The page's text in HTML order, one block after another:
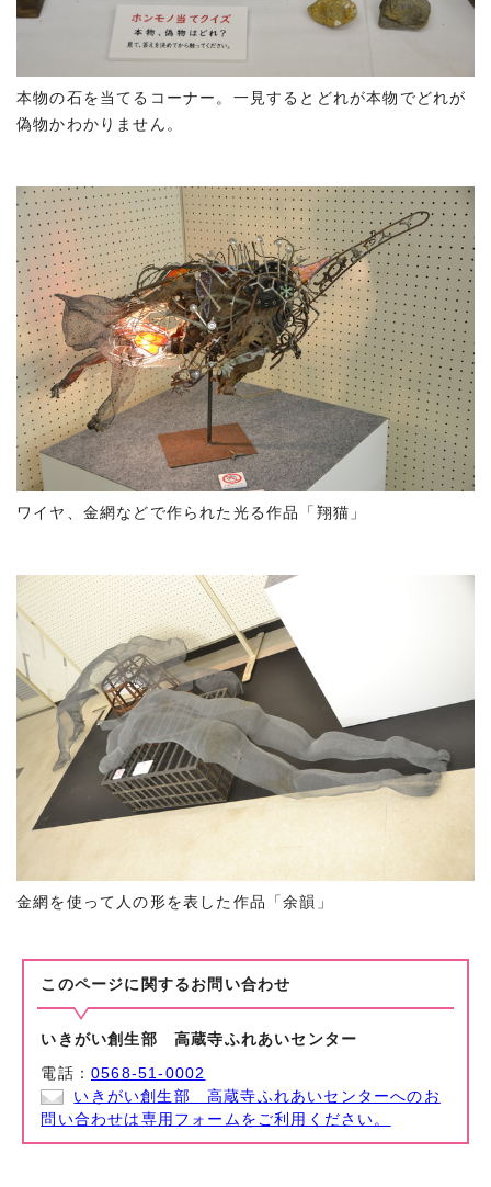
本物の石を当てるコーナー。一見するとどれが本物でどれが
偽物かわかりません。
ワイヤ、金網などで作られた光る作品「翔猫」
金網を使って人の形を表した作品「余韻」
このページに関する お問い合わせ
いきがい創生部 高蔵寺ふれあいセンター
電話：0568-51-0002
いきがい創生部 高蔵寺ふれあいセンターへのお
問い合わせは専用フォームをご利用ください。